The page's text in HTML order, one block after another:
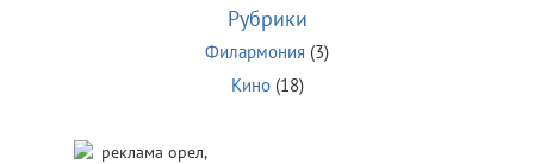
Рубрики
Филармония (3)
Кино(18)